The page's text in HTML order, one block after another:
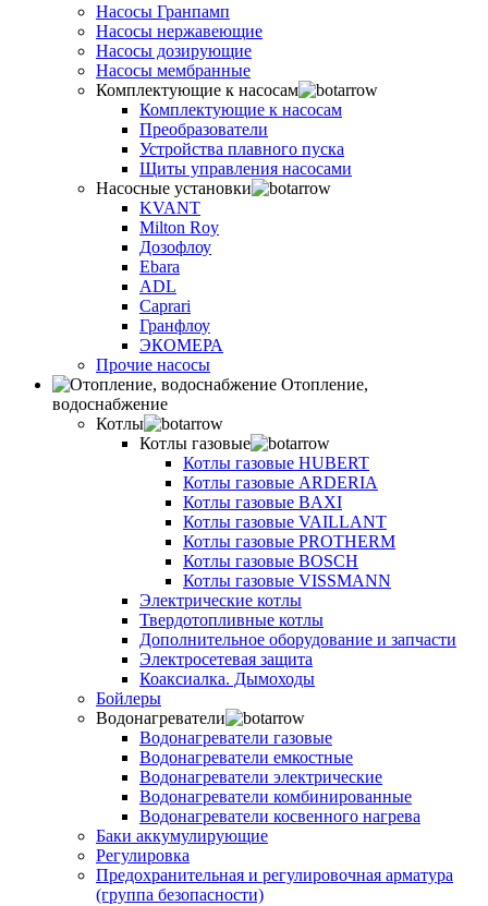
Насосы Гранпамп
Насосы нержавеющие
Насосы дозирующие
Насосы мембранные
Комплектующие к насосам
Комплектующие к насосам
Преобразователи
Устройства плавного пуска
Щиты управления насосами
Насосные установки
KVANT
Milton Roy
Дозофлоу
Ebara
ADL
Caprari
Гранфлоу
ЭКОМЕРА
Прочие насосы
Отопление,
водоснабжение
Котлы
Котлы газовые
Котлы газовые HUBERT
Котлы газовые ARDERIA
Котлы газовые BAXI
Котлы газовые VAILLANT
Котлы газовые PROTHERM
Котлы газовые BOSCH
Котлы газовые VISSMANN
Электрические котлы
Твердотопливные котлы
Дополнительное оборудование и запчасти
Электросетевая защита
Коаксиалка. Дымоходы
Бойлеры
Водонагреватели
Водонагреватели газовые
Водонагреватели емкостные
Водонагреватели электрические
Водонагреватели комбинированные
Водонагреватели косвенного нагрева
Баки аккумулирующие
Регулировка
Предохранительная и регулировочная арматура
(группа безопасности)